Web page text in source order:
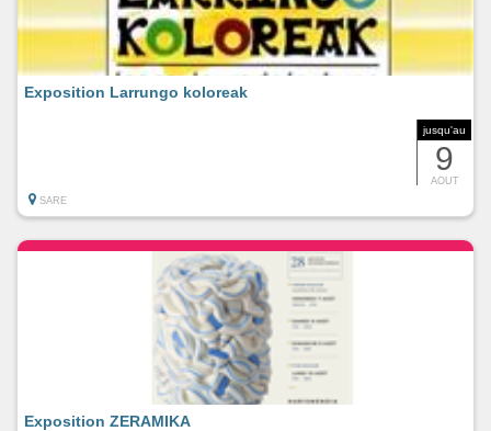
jusqu'au
9
AOUT
Exposition Larrungo koloreak
SARE
Exposition ZERAMIKA